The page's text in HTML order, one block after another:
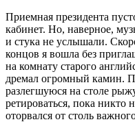
Приемная президента
кабинет. Но, навeрное,
и стука не услышали.
концов я вошла без
на комнату старого
дремал огромный камин.
разлегшуюся на столе
ретироваться, пока
оторвался от столь